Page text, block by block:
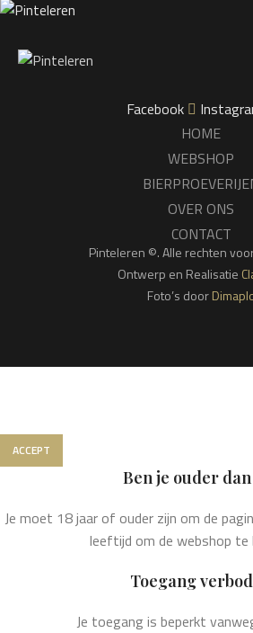
Facebook
HOME
WEBSHOP
OVER ONS
CONTACT
Pinteleren ©. Alle rechten
Ontwerp en Realisatie
Foto’s door
ACCEPT
Ben je ouder dan
Je moet 18 jaar of ouder zijn om de
leeftijd om de webshop te
Toegang
Je toegang is beperkt